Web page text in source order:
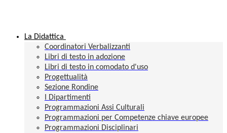
La Didattica
Coordinatori Verbalizzanti
Libri di testo in adozione
Libri di testo in comodato d'uso
Progettualità
Sezione Rondine
I Dipartimenti
Programmazioni Assi Culturali
Programmazioni per Competenze chiave europee
Programmazioni Disciplinari